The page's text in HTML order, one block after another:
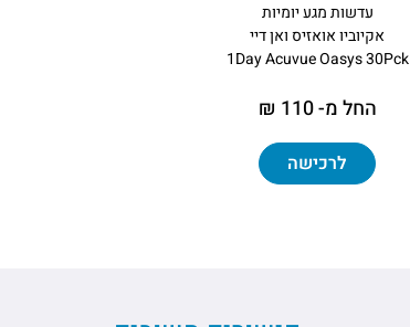
עדשות מגע יומיות
אקיוביו אואזיס ואן דיי
1Day Acuvue Oasys 30Pck
החל מ- 110 ₪
לרכישה